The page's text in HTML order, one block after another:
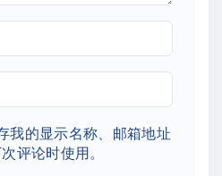
我的显示名称、邮箱地址
评论时使用。